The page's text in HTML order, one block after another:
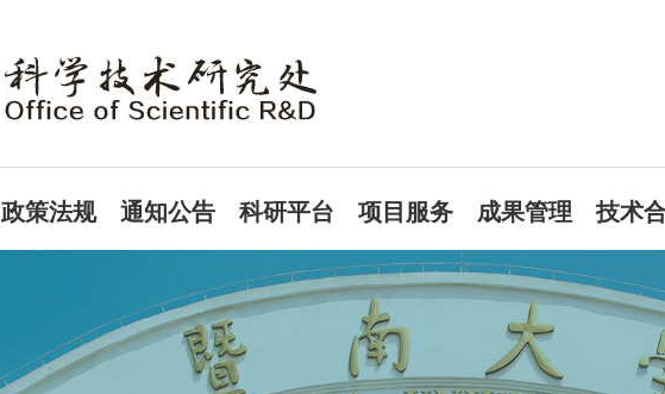
政策法规 通知公告 科研平台 项目服务 成果管理 技术